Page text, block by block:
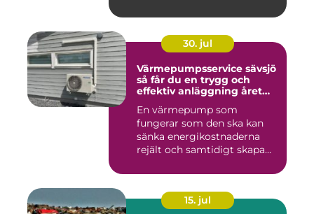
30. jul
Värmepumpsservice sävsjö
så får du en trygg och
effektiv anläggning året
En värmepump som
fungerar som den ska kan
sänka energikostnaderna
rejält och samtidigt skapa
15. jul